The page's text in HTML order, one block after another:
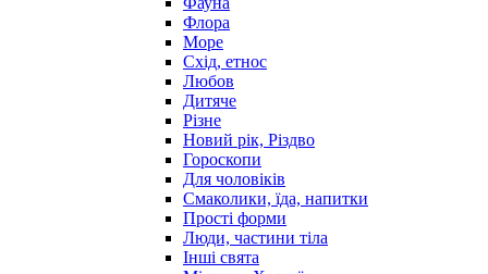
Флора
Море
Схід, етнос
Любов
Дитяче
Різне
Новий рік, Різдво
Гороскопи
Для чоловіків
Смаколики, їда, напитки
Прості форми
Люди, частини тіла
Інші свята